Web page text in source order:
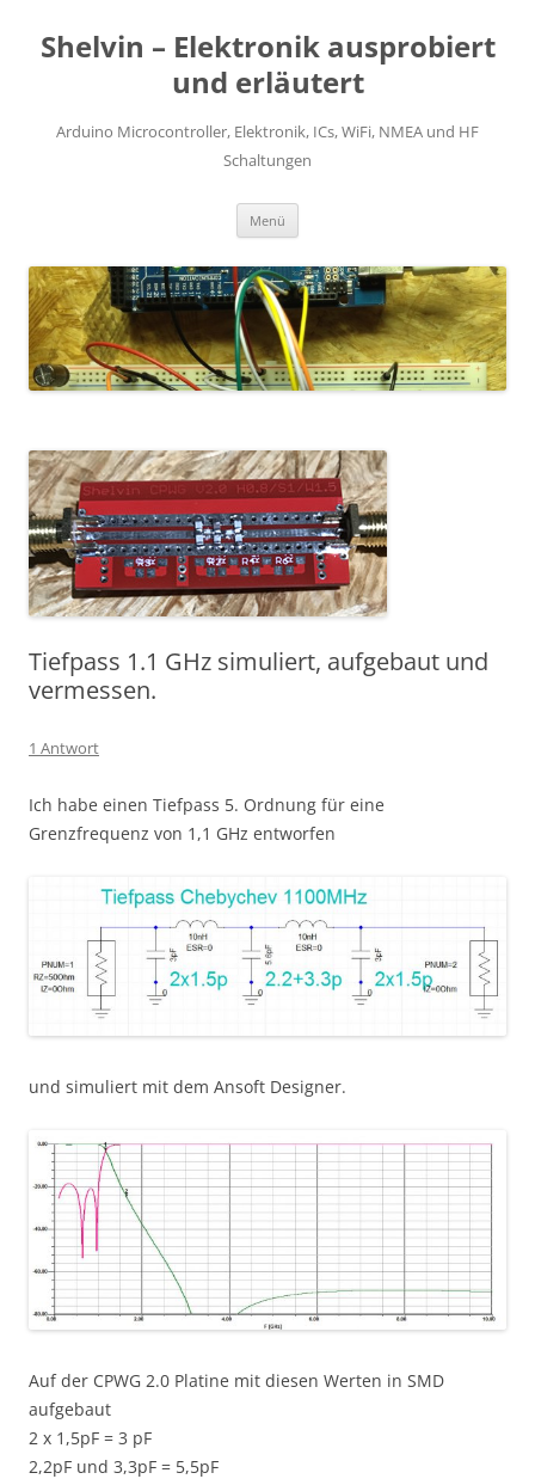
springen
Shelvin – Elektronik ausprobiert
und erläutert
Arduino Microcontroller, Elektronik, ICs, WiFi, NMEA und HF
Schaltungen
Menü
Tiefpass 1.1 GHz simuliert, aufgebaut und
vermessen.
1 Antwort
Ich habe einen Tiefpass 5. Ordnung für eine
Grenzfrequenz von 1,1 GHz entworfen
und simuliert mit dem Ansoft Designer.
Auf der CPWG 2.0 Platine mit diesen Werten in SMD
aufgebaut
2 x 1,5pF = 3 pF
2,2pF und 3,3pF = 5,5pF